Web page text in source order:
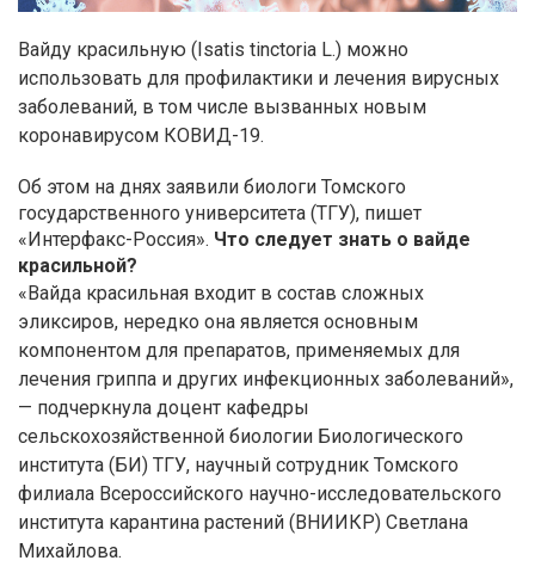
Вайду красильную (Isatis tinctoria L.) можно
использовать для профилактики и лечения вирусных
заболеваний, в том числе вызванных новым
коронавирусом КОВИД-19.
Об этом на днях заявили биологи Томского
государственного университета (ТГУ), пишет
«Интерфакс-Россия». Что следует знать о вайде
красильной?
«Вайда красильная входит в состав сложных
эликсиров, нередко она является основным
компонентом для препаратов, применяемых для
лечения гриппа и других инфекционных заболеваний»,
— подчеркнула доцент кафедры
сельскохозяйственной биологии Биологического
института (БИ) ТГУ, научный сотрудник Томского
филиала Всероссийского научно-исследовательского
института карантина растений (ВНИИКР) Светлана
Михайлова.